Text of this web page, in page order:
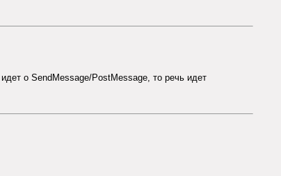
о SendMessage/PostMessage, то речь идет